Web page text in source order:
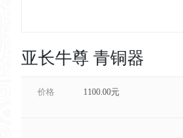
亚长牛尊 青铜器
价格 1100.00元